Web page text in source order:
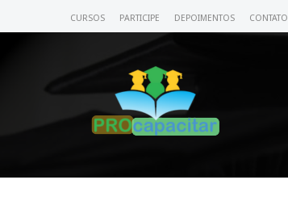
CURSOS PARTICIPE DEPOIMENTOS CONTATO